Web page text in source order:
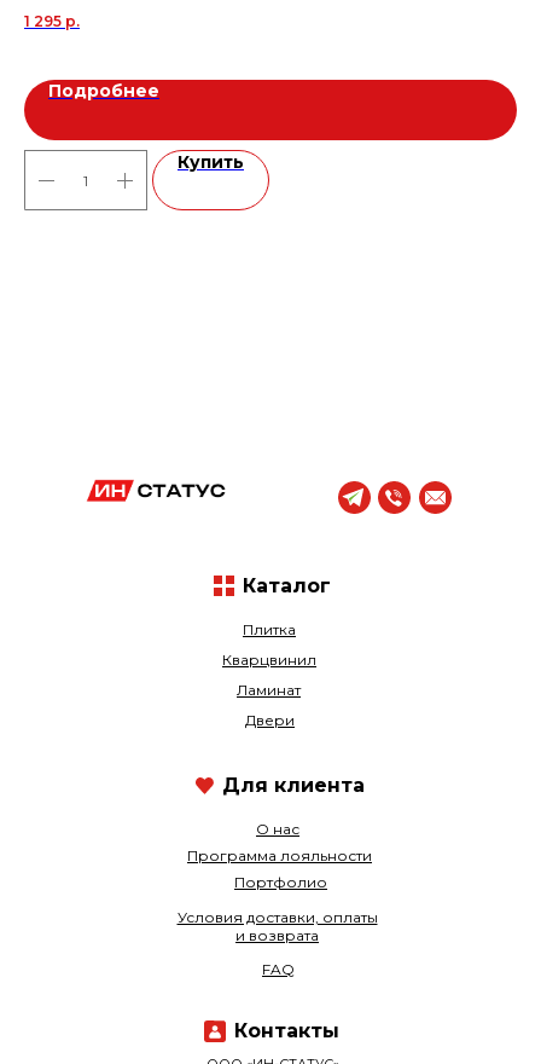
1 295 р.
Подробнее
Купить
Плитка
Кварцвинил
О нас
Ламинат
Программа лояльности
Двери
Портфолио
Условия доставки, оплаты
и возврата
FAQ
Каталог
Контакты
Для клиента